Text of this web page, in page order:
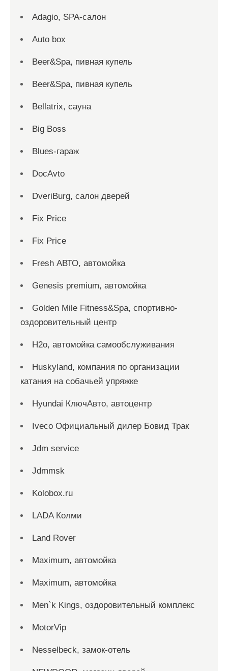
Adagio, SPA-салон
Auto box
Beer&Spa, пивная купель
Beer&Spa, пивная купель
Bellatrix, сауна
Big Boss
Blues-гараж
DocAvto
DveriBurg, салон дверей
Fix Price
Fix Price
Fresh АВТО, автомойка
Genesis premium, автомойка
Golden Mile Fitness&Spa, спортивно-
оздоровительный центр
H2o, автомойка самообслуживания
Huskyland, компания по организации
катания на собачьей упряжке
Hyundai КлючАвто, автоцентр
Iveco Официальный дилер Бовид Трак
Jdm service
Jdmmsk
Kolobox.ru
LADA Колми
Land Rover
Maximum, автомойка
Maximum, автомойка
Men`k Kings, оздоровительный комплекс
MotorVip
Nesselbeck, замок-отель